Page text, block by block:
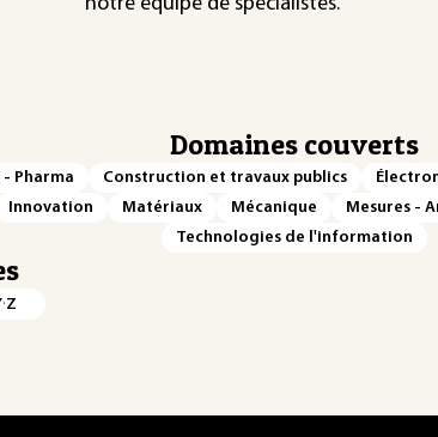
Domaines couverts
Pharma Construction et travaux publics
Innovation Matériaux Mécanique Mesures -
Technologies de l'information
·Z